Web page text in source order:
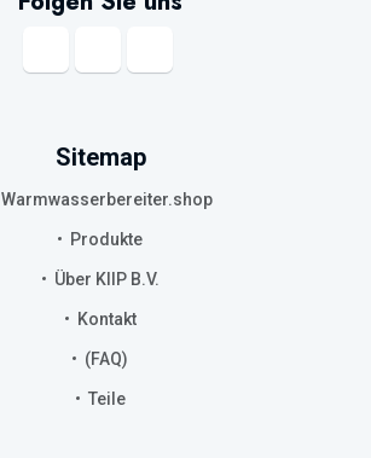
Sitemap
Warmwasserbereiter.shop
Produkte
Über KIIP B.V.
Kontakt
(FAQ)
Teile